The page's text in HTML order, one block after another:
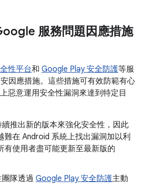
服務問題因應措施
性平台和 Google Play 安全防護等服
因應措施。這些措施可有效防範有心
惡意運用安全性漏洞來達到特定目
推出新的版本來強化安全性，因此
難在 Android 系統上找出漏洞加以利
有使用者盡可能更新至最新版的
隊透過 Google Play 安全防護主動